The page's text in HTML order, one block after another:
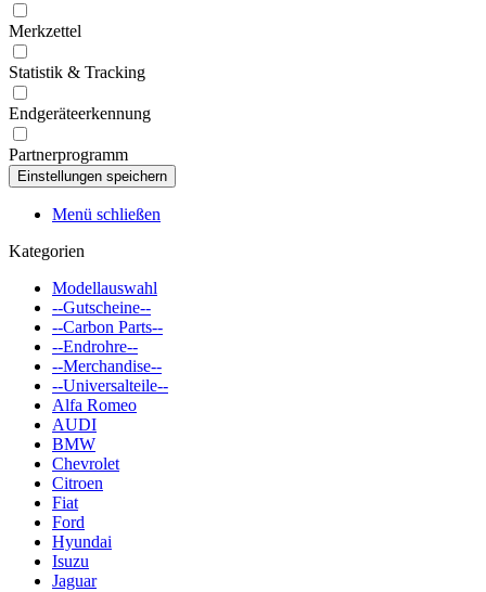
Merkzettel
Statistik & Tracking
Endgeräteerkennung
Partnerprogramm
Menü schließen
Kategorien
Modellauswahl
--Gutscheine--
--Carbon Parts--
--Endrohre--
--Merchandise--
--Universalteile--
Alfa Romeo
AUDI
BMW
Chevrolet
Citroen
Fiat
Ford
Hyundai
Isuzu
Jaguar